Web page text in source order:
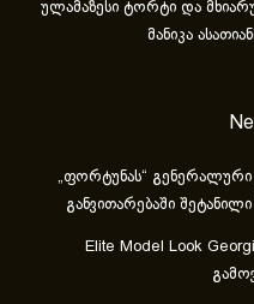
ულამაზესი ტორტი და
მანიკა
„ფორტუნას“
განვითარებაში
Elite Model Look